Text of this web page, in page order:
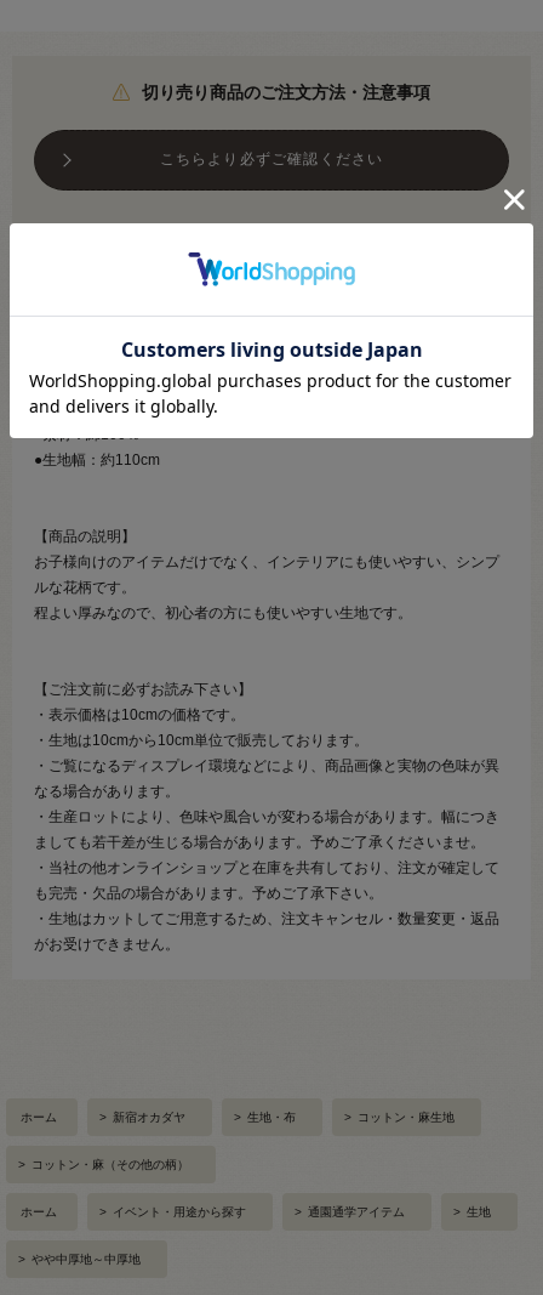
切り売り商品のご注文方法・注意事項
こちらより必ずご確認ください
メール便対応商品です
●素材：綿100％
●生地幅：約110cm
【商品の説明】
お子様向けのアイテムだけでなく、インテリアにも使いやすい、シンプ
ルな花柄です。
程よい厚みなので、初心者の方にも使いやすい生地です。
【ご注文前に必ずお読み下さい】
・表示価格は10cmの価格です。
・生地は10cmから10cm単位で販売しております。
・ご覧になるディスプレイ環境などにより、商品画像と実物の色味が異
なる場合があります。
・生産ロットにより、色味や風合いが変わる場合があります。幅につき
ましても若干差が生じる場合があります。予めご了承くださいませ。
・当社の他オンラインショップと在庫を共有しており、注文が確定して
も完売・欠品の場合があります。予めご了承下さい。
・生地はカットしてご用意するため、注文キャンセル・数量変更・返品
がお受けできません。
ホーム > 新宿オカダヤ > 生地・布 > コットン・麻生地
> コットン・麻（その他の柄）
ホーム > イベント・用途から探す > 通園通学アイテム > 生地
> やや中厚地～中厚地